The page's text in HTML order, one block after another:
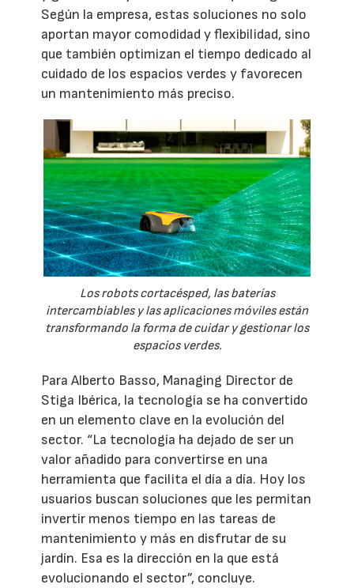
Según la empresa, estas soluciones no solo
aportan mayor comodidad y flexibilidad, sino
que también optimizan el tiempo dedicado al
cuidado de los espacios verdes y favorecen
un mantenimiento más preciso.
Los robots cortacésped, las baterías
intercambiables y las aplicaciones móviles están
transformando la forma de cuidar y gestionar los
espacios verdes.
Para Alberto Basso, Managing Director de
Stiga Ibérica, la tecnología se ha convertido
en un elemento clave en la evolución del
sector. “La tecnología ha dejado de ser un
valor añadido para convertirse en una
herramienta que facilita el día a día. Hoy los
usuarios buscan soluciones que les permitan
invertir menos tiempo en las tareas de
mantenimiento y más en disfrutar de su
jardín. Esa es la dirección en la que está
evolucionando el sector”, concluye.